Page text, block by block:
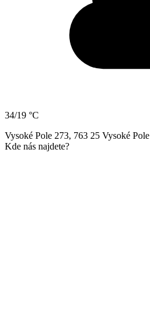
34/19 °C
Vysoké Pole 273, 763 25 Vysoké Pole
Kde nás najdete?